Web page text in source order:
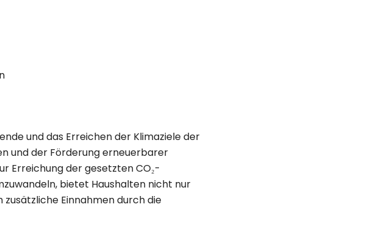
und das Erreichen der Klimaziele der
und der Förderung erneuerbarer
Erreichung der gesetzten CO₂-
bietet Haushalten nicht nur
Einnahmen durch die